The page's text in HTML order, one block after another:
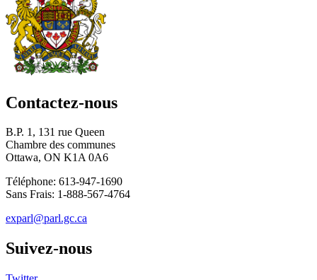
Contactez-nous
B.P. 1, 131 rue Queen
Chambre des communes
Ottawa, ON K1A 0A6
Téléphone: 613-947-1690
Sans Frais: 1-888-567-4764
exparl@parl.gc.ca
Suivez-nous